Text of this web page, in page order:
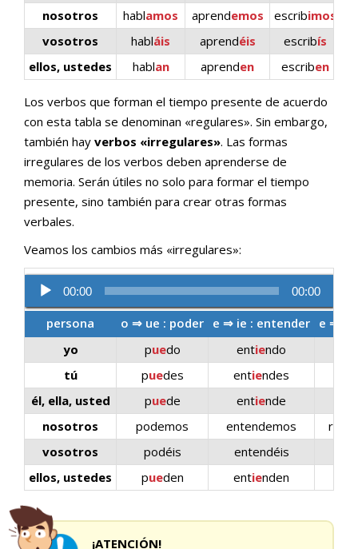
nosotros
hablamos aprendemos escribimos
vosotros
habláis aprendéis escribís
ellos, ustedes
hablan aprenden escriben
Los verbos que forman el tiempo presente de acuerdo
con esta tabla se denominan «regulares». Sin embargo,
también hay verbos «irregulares». Las formas
irregulares de los verbos deben aprenderse de
memoria. Serán útiles no solo para formar el tiempo
presente, sino también para crear otras formas
verbales.
Veamos los cambios más «irregulares»:
Reproductor
de
audio
00:00 00:00
persona o ⇒ ue : poder e ⇒ ie : entender e ⇒ i :
yo
puedo entiendo
tú
puedes entiendes
él, ella, usted
puede entiende
nosotros
podemos entendemos
vosotros
podéis entendéis
ellos, ustedes
pueden entienden
¡ATENCIÓN!